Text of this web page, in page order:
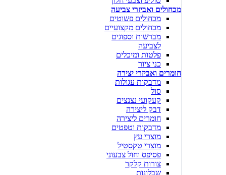
מכחולים ואביזרי צביעה
מכחולים פשוטים
מכחולים מקצועיים
מברשות וספוגים
לצביעה
פלטות ומיכלים
כני ציור
חומרים ואביזרי יצירה
מדבקות עגולות
סול
קעקועי נצנצים
דבק ליצירה
חומרים ליצירה
מדבקות וטפטים
מוצרי עץ
מוצרי טקסטיל
פסיפס וחול צבעוני
צורות קלקר
שבלונות